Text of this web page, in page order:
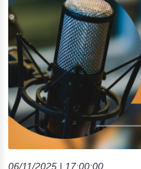
06/11/2025 | 17:00:00